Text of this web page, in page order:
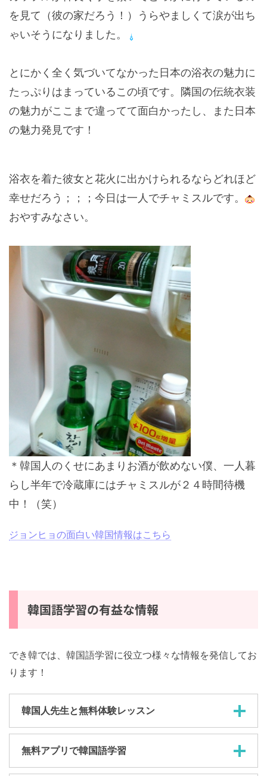
を見て（彼の家だろう！）うらやましくて涙が出ち
ゃいそうになりました。
とにかく全く気づいてなかった日本の浴衣の魅力に
たっぷりはまっているこの頃です。隣国の伝統衣装
の魅力がここまで違ってて面白かったし、また日本
の魅力発見です！
浴衣を着た彼女と花火に出かけられるならどれほど
幸せだろう；；；今日は一人でチャミスルです。
おやすみなさい。
＊韓国人のくせにあまりお酒が飲めない僕、一人暮
らし半年で冷蔵庫にはチャミスルが２４時間待機
中！（笑）
ジョンヒョの面白い韓国情報はこちら
韓国語学習の有益な情報
でき韓では、韓国語学習に役立つ様々な情報を発信してお
ります！
韓国人先生と無料体験レッスン
無料アプリで韓国語学習